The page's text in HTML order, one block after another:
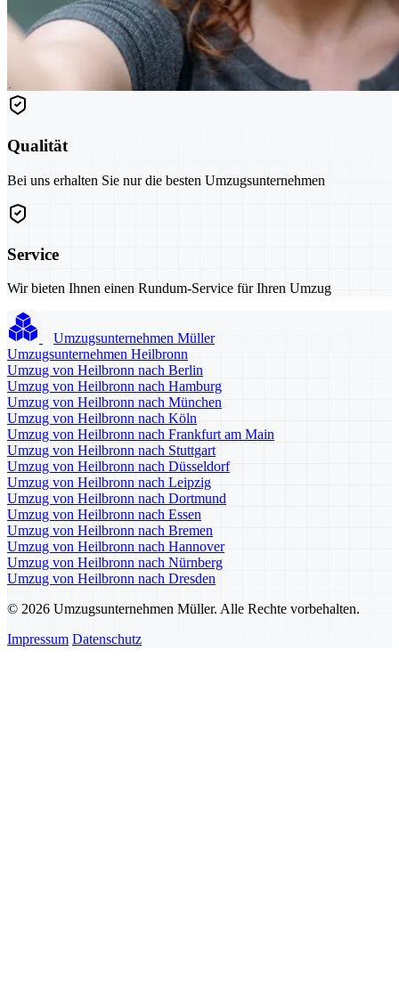
Qualität
Bei uns erhalten Sie nur die besten Umzugsunternehmen
Service
Wir bieten Ihnen einen Rundum-Service für Ihren Umzug
Umzugsunternehmen Müller
Umzugsunternehmen Heilbronn
Umzug von Heilbronn nach Berlin
Umzug von Heilbronn nach Hamburg
Umzug von Heilbronn nach München
Umzug von Heilbronn nach Köln
Umzug von Heilbronn nach Frankfurt am Main
Umzug von Heilbronn nach Stuttgart
Umzug von Heilbronn nach Düsseldorf
Umzug von Heilbronn nach Leipzig
Umzug von Heilbronn nach Dortmund
Umzug von Heilbronn nach Essen
Umzug von Heilbronn nach Bremen
Umzug von Heilbronn nach Hannover
Umzug von Heilbronn nach Nürnberg
Umzug von Heilbronn nach Dresden
© 2026 Umzugsunternehmen Müller. Alle Rechte vorbehalten.
Impressum Datenschutz